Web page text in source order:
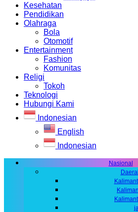
Kesehatan
Pendidikan
Olahraga
Bola
Otomotif
Entertainment
Fashion
Komunitas
Religi
Tokoh
Teknologi
Hubungi Kami
Indonesian
English
Indonesian
Nasional